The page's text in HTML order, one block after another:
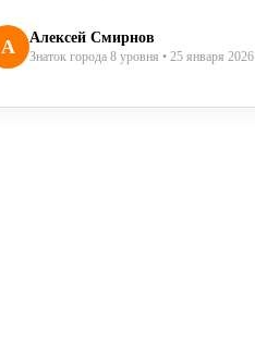
А Алексей Смирнов
Знаток города 8 уровня • 25 января 2026